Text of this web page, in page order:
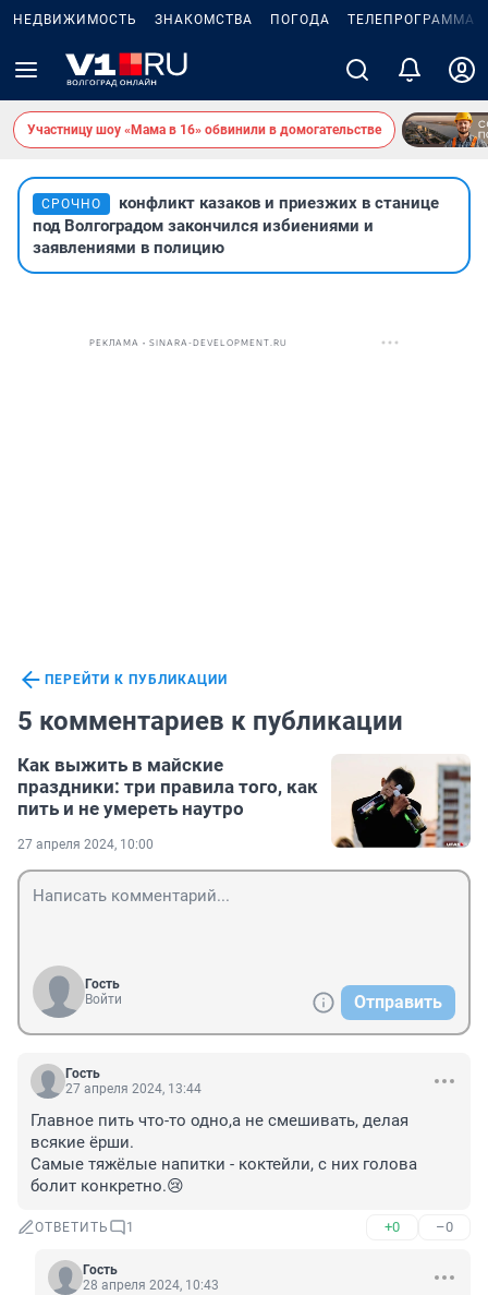
НЕДВИЖИМОСТЬ ЗНАКОМСТВА ПОГОДА ТЕЛЕПРОГРАММА
Участницу шоу «Мама в 16» обвинили в домогательстве
СРОЧНО
конфликт казаков и приезжих в станице
под Волгоградом закончился избиениями и
заявлениями в полицию
РЕКЛАМА • SINARA-DEVELOPMENT.RU
ПЕРЕЙТИ К ПУБЛИКАЦИИ
5 комментариев к публикации
Как выжить в майские
праздники: три правила того, как
пить и не умереть наутро
27 апреля 2024, 10:00
Гость
Войти
Отправить
Гость
27 апреля 2024, 13:44
Главное пить что-то одно,а не смешивать, делая
всякие ёрши.
Самые тяжёлые напитки - коктейли, с них голова
болит конкретно.😢
ОТВЕТИТЬ 1 +0 –0
Гость
28 апреля 2024, 10:43